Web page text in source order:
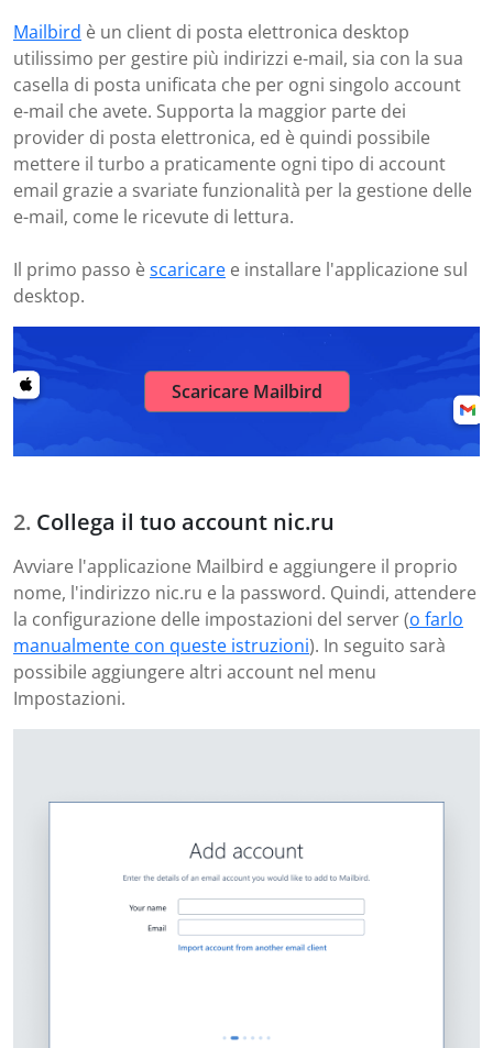
Mailbird è un client di posta elettronica desktop
utilissimo per gestire più indirizzi e-mail, sia con la sua
casella di posta unificata che per ogni singolo account
e-mail che avete. Supporta la maggior parte dei
provider di posta elettronica, ed è quindi possibile
mettere il turbo a praticamente ogni tipo di account
email grazie a svariate funzionalità per la gestione delle
e-mail, come le ricevute di lettura.
Il primo passo èscaricare e installare l'applicazione sul
desktop.
Scaricare Mailbird
Collega il tuo account nic.ru
Avviare l'applicazione Mailbird e aggiungere il proprio
nome, l'indirizzo nic.ru e la password. Quindi, attendere
la configurazione delle impostazioni del server (o farlo
manualmente con queste istruzioni). In seguito sarà
possibile aggiungere altri account nel menu
Impostazioni.